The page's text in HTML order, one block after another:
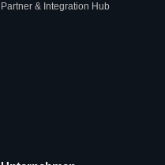
Partner & Integration Hub